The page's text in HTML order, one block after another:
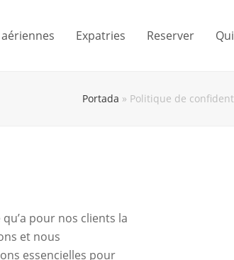
Expatries Reserver
Portada » Politique de
pour nos clients la
et nous
essencielles pour